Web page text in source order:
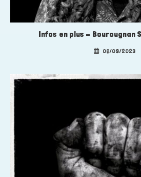
Infos en plus – Bourougnan
06/09/2023